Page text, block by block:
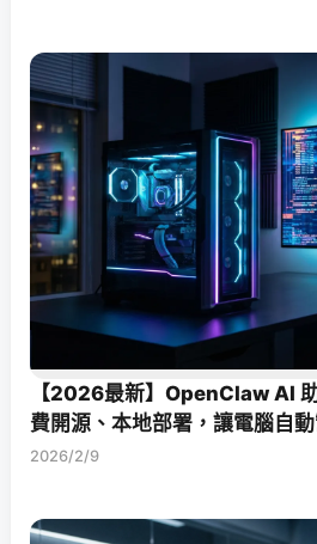
【2026最新】OpenClaw AI
費開源、本地部署，讓電腦自動
2026/2/9